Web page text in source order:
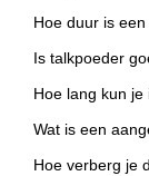
Hoe duur is
Is talkpoeder
Hoe lang kun
Wat is een
Hoe verberg je